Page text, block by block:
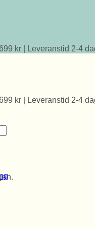
kr | Leveranstid 2-4
kr | Leveranstid 2-4